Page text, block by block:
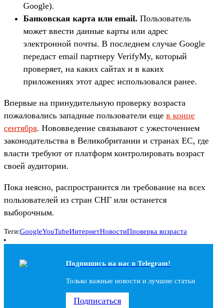
Google).
Банковская карта или email. Пользователь
может ввести данные карты или адрес
электронной почты. В последнем случае Google
передаст email партнеру VerifyMy, который
проверяет, на каких сайтах и в каких
приложениях этот адрес использовался ранее.
Впервые на принудительную проверку возраста
пожаловались западные пользователи еще в конце
сентября. Нововведение связывают с ужесточением
законодательства в Великобритании и странах ЕС, где
власти требуют от платформ контролировать возраст
своей аудитории.
Пока неясно, распространится ли требование на всех
пользователей из стран СНГ или останется
выборочным.
Теги:GoogleYouTubeИнтернетНовостиПроверка возраста
Подпишись на наc в Telegram!
Только важные новости и лучшие статьи
Подписаться